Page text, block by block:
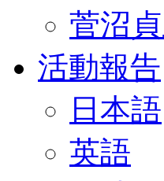
菅沼
活動報告
日本語
英語